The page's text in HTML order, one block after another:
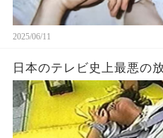
2025/06/11
日本のテレビ史上最悪の